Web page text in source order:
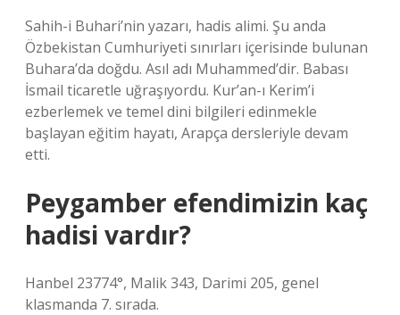
Sahih-i Buhari’nin yazarı, hadis alimi. Şu anda
Özbekistan Cumhuriyeti sınırları içerisinde bulunan
Buhara’da doğdu. Asıl adı Muhammed’dir. Babası
İsmail ticaretle uğraşıyordu. Kur’an-ı Kerim’i
ezberlemek ve temel dini bilgileri edinmekle
başlayan eğitim hayatı, Arapça dersleriyle devam
etti.
Peygamber efendimizin kaç
hadisi vardır?
Hanbel 23774°, Malik 343, Darimi 205, genel
klasmanda 7. sırada.